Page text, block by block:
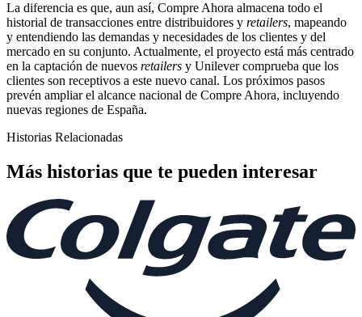
La diferencia es que, aun así, Compre Ahora almacena todo el
historial de transacciones entre distribuidores y retailers, mapeando
y entendiendo las demandas y necesidades de los clientes y del
mercado en su conjunto. Actualmente, el proyecto está más centrado
en la captación de nuevos retailers y Unilever comprueba que los
clientes son receptivos a este nuevo canal. Los próximos pasos
prevén ampliar el alcance nacional de Compre Ahora, incluyendo
nuevas regiones de España.
Historias Relacionadas
Más historias que te pueden interesar